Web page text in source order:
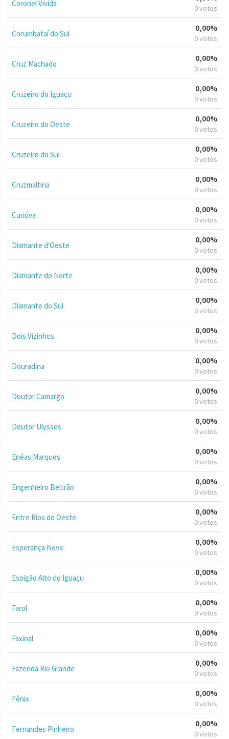
Coronel Vivida 0 votos
Corumbataí do Sul
0,00%
0 votos
Cruz Machado
0,00%
0 votos
Cruzeiro do Iguaçu
0,00%
0 votos
Cruzeiro do Oeste
0,00%
0 votos
Cruzeiro do Sul
0,00%
0 votos
Cruzmaltina
0,00%
0 votos
Curiúva
0,00%
0 votos
Diamante d'Oeste
0,00%
0 votos
Diamante do Norte
0,00%
0 votos
Diamante do Sul
0,00%
0 votos
Dois Vizinhos
0,00%
0 votos
Douradina
0,00%
0 votos
Doutor Camargo
0,00%
0 votos
Doutor Ulysses
0,00%
0 votos
Enéas Marques
0,00%
0 votos
Engenheiro Beltrão
0,00%
0 votos
Entre Rios do Oeste
0,00%
0 votos
Esperança Nova
0,00%
0 votos
Espigão Alto do Iguaçu
0,00%
0 votos
Farol
0,00%
0 votos
Faxinal
0,00%
0 votos
Fazenda Rio Grande
0,00%
0 votos
Fênix
0,00%
0 votos
Fernandes Pinheiro
0,00%
0 votos